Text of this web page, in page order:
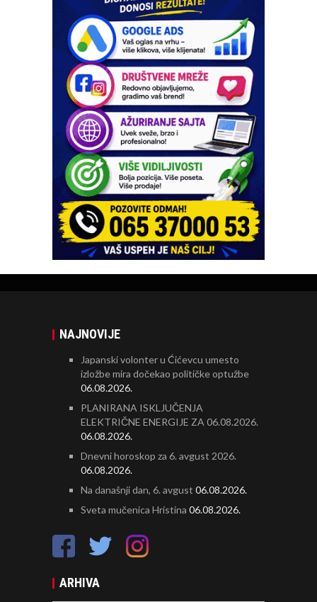
NAJNOVIJE
Japanski volonter u Ćićevcu umesto
izložbe mira dočekao političke optužbe
06.08.2026.
PLANIRANA ISKLJUČENJA
ELEKTRIČNE ENERGIJE ZA 06.08.2026.
06.08.2026.
Dnevni horoskop za 6. avgust 2026.
06.08.2026.
Na današnji dan, 6. avgust 06.08.2026.
Sveta mučenica Hristina 06.08.2026.
ARHIVA